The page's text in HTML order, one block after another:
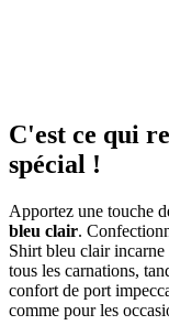
C'est ce qui
spécial !
Apportez une touche
bleu clair.
Shirt bleu clair incarne
tous les carnations,
confort de port
comme pour les